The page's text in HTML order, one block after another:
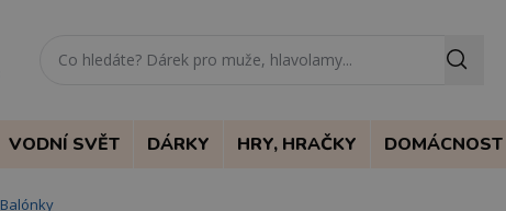
VODNÍ SVĚT DÁRKY HRY, HRAČKY DOMÁCNOST
Balónky